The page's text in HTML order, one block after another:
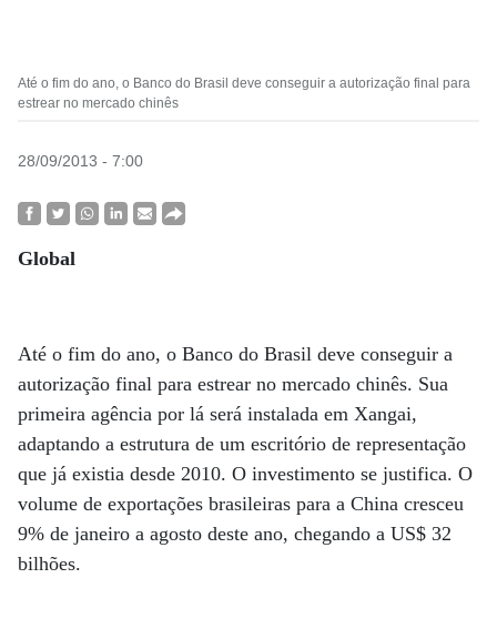
Até o fim do ano, o Banco do Brasil deve conseguir a autorização final para
estrear no mercado chinês
28/09/2013 - 7:00
Global
Até o fim do ano, o Banco do Brasil deve conseguir a
autorização final para estrear no mercado chinês. Sua
primeira agência por lá será instalada em Xangai,
adaptando a estrutura de um escritório de representação
que já existia desde 2010. O investimento se justifica. O
volume de exportações brasileiras para a China cresceu
9% de janeiro a agosto deste ano, chegando a US$ 32
bilhões.